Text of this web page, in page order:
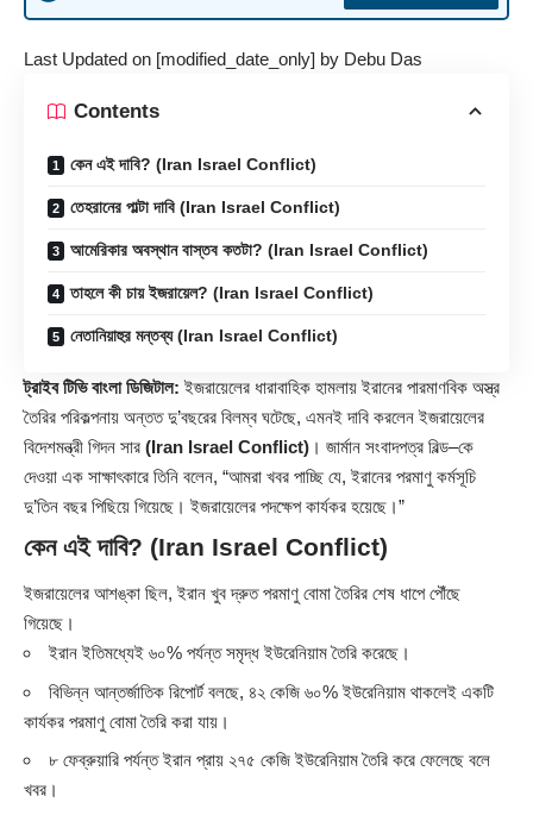
Last Updated on [modified_date_only] by Debu Das
Contents
কেন এই দাবি? (Iran Israel Conflict)
তেহরানের পাল্টা দাবি (Iran Israel Conflict)
আমেরিকার অবস্থান বাস্তব কতটা? (Iran Israel Conflict)
তাহলে কী চায় ইজরায়েল? (Iran Israel Conflict)
নেতানিয়াহুর মন্তব্য (Iran Israel Conflict)
ট্রাইব টিভি বাংলা ডিজিটাল: ইজরায়েলের ধারাবাহিক হামলায় ইরানের পারমাণবিক অস্ত্র
তৈরির পরিকল্পনায় অন্তত দু’বছরের বিলম্ব ঘটেছে, এমনই দাবি করলেন ইজরায়েলের
বিদেশমন্ত্রী গিদন সার (Iran Israel Conflict) । জার্মান সংবাদপত্র বিল্ড–কে
দেওয়া এক সাক্ষাৎকারে তিনি বলেন, “আমরা খবর পাচ্ছি যে, ইরানের পরমাণু কর্মসূচি
দু’তিন বছর পিছিয়ে গিয়েছে। ইজরায়েলের পদক্ষেপ কার্যকর হয়েছে।”
কেন এই দাবি? (Iran Israel Conflict)
ইজরায়েলের আশঙ্কা ছিল, ইরান খুব দ্রুত পরমাণু বোমা তৈরির শেষ ধাপে পৌঁছে
গিয়েছে।
ইরান ইতিমধ্যেই ৬০% পর্যন্ত সমৃদ্ধ ইউরেনিয়াম তৈরি করেছে।
বিভিন্ন আন্তর্জাতিক রিপোর্ট বলছে, ৪২ কেজি ৬০% ইউরেনিয়াম থাকলেই একটি
কার্যকর পরমাণু বোমা তৈরি করা যায়।
৮ ফেব্রুয়ারি পর্যন্ত ইরান প্রায় ২৭৫ কেজি ইউরেনিয়াম তৈরি করে ফেলেছে বলে
খবর।